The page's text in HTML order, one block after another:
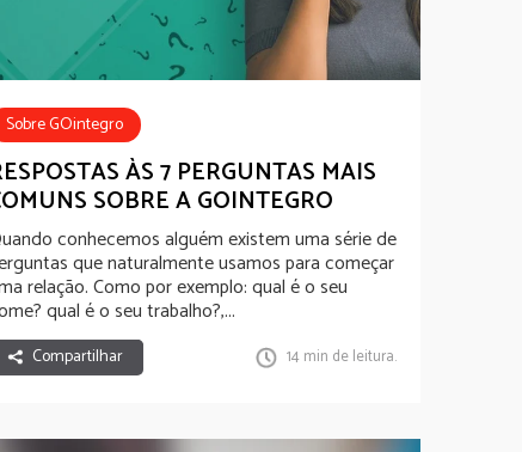
Sobre GOintegro
ÀS 7 PERGUNTAS MAIS
SOBRE A GOINTEGRO
conhecemos alguém existem uma série de
que naturalmente usamos para começar
relação. Como por exemplo: qual é o seu
qual é o seu trabalho?,...
Compartilhar 14 min de leitura.